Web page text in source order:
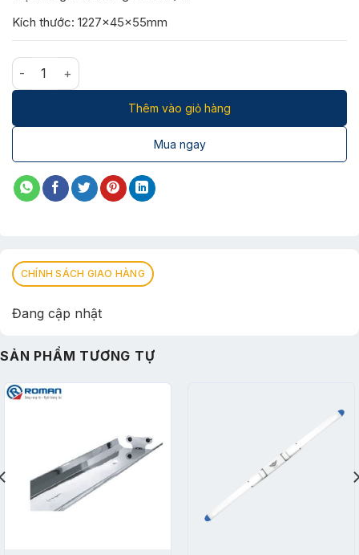
Kích thước: 1227x45x55mm
Bộ đèn tuýp LED thủy tinh ELL8219/20W số lượng
Thêm vào giỏ hàng
Mua ngay
CHÍNH SÁCH GIAO HÀNG
Đang cập nhật
SẢN PHẨM TƯƠNG TỰ